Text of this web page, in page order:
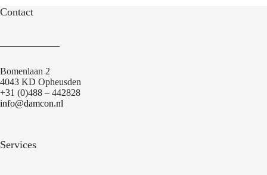
Contact
Bomenlaan 2
4043 KD Opheusden
+31 (0)488 – 442828
info@damcon.nl
Services